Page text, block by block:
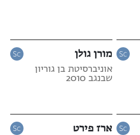
מורן גולן
אוניברסיטת בן גוריון
שבנגב 2010
ארז פירט